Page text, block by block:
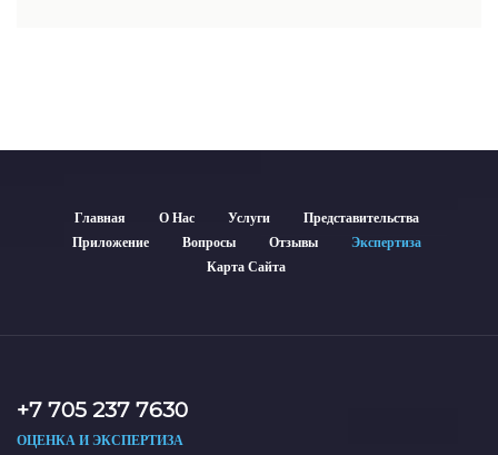
Главная О Нас Услуги
Представительства
Приложение
Вопросы Отзывы
Экспертиза
Карта Сайта
+7 705 237 7630
ОЦЕНКА И ЭКСПЕРТИЗА